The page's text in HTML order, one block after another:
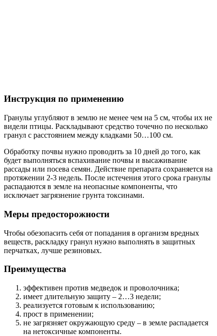
Инструкция по применению
Гранулы углубляют в землю не менее чем на 5 см, чтобы их не
видели птицы. Раскладывают средство точечно по несколько
гранул с расстоянием между кладками 50…100 см.
Обработку почвы нужно проводить за 10 дней до того, как
будет выполняться вспахивание почвы и высаживание
рассады или посева семян. Действие препарата сохраняется на
протяжении 2-3 недель. После истечения этого срока гранулы
распадаются в земле на неопасные компоненты, что
исключает загрязнение грунта токсинами.
Меры предосторожности
Чтобы обезопасить себя от попадания в организм вредных
веществ, раскладку гранул нужно выполнять в защитных
перчатках, лучше резиновых.
Преимущества
эффективен против медведок и проволочника;
имеет длительную защиту – 2…3 недели;
реализуется готовым к использованию;
прост в применении;
не загрязняет окружающую среду – в земле распадается
на нетоксичные компоненты.